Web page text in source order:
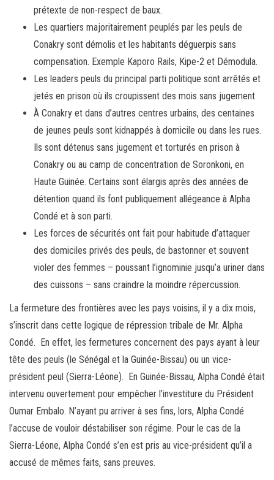
prétexte de non-respect de baux.
Les quartiers majoritairement peuplés par les peuls de
Conakry sont démolis et les habitants déguerpis sans
compensation. Exemple Kaporo Rails, Kipe-2 et Démodula.
Les leaders peuls du principal parti politique sont arrêtés et
jetés en prison où ils croupissent des mois sans jugement
À Conakry et dans d’autres centres urbains, des centaines
de jeunes peuls sont kidnappés à domicile ou dans les rues.
Ils sont détenus sans jugement et torturés en prison à
Conakry ou au camp de concentration de Soronkoni, en
Haute Guinée. Certains sont élargis après des années de
détention quand ils font publiquement allégeance à Alpha
Condé et à son parti.
Les forces de sécurités ont fait pour habitude d’attaquer
des domiciles privés des peuls, de bastonner et souvent
violer des femmes – poussant l’ignominie jusqu’a uriner dans
des cuissons – sans craindre la moindre répercussion.
La fermeture des frontières avec les pays voisins, il y a dix mois,
s’inscrit dans cette logique de répression tribale de Mr. Alpha
Condé. En effet, les fermetures concernent des pays ayant à leur
tête des peuls (le Sénégal et la Guinée-Bissau) ou un vice-
président peul (Sierra-Léone). En Guinée-Bissau, Alpha Condé était
intervenu ouvertement pour empêcher l’investiture du Président
Oumar Embalo. N’ayant pu arriver à ses fins, lors, Alpha Condé
l’accuse de vouloir déstabiliser son régime. Pour le cas de la
Sierra-Léone, Alpha Condé s’en est pris au vice-président qu’il a
accusé de mêmes faits, sans preuves.